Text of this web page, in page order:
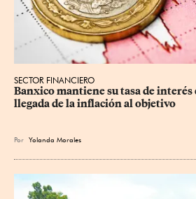
SECTOR FINANCIERO
Banxico mantiene su tasa de interés
llegada de la inflación al objetivo
Por Yolanda Morales